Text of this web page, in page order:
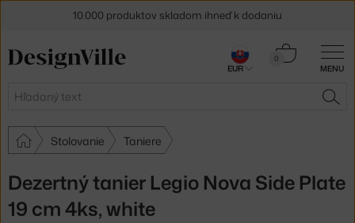
MENU
Hľadať
0
Košík
Stolovanie Taniere
Dezertný tanier Legio Nova Side Plate
19 cm 4ks, white
10.000 produktov skladom ihneď k dodaniu
30 dní na vrátenie tovaru
EUR